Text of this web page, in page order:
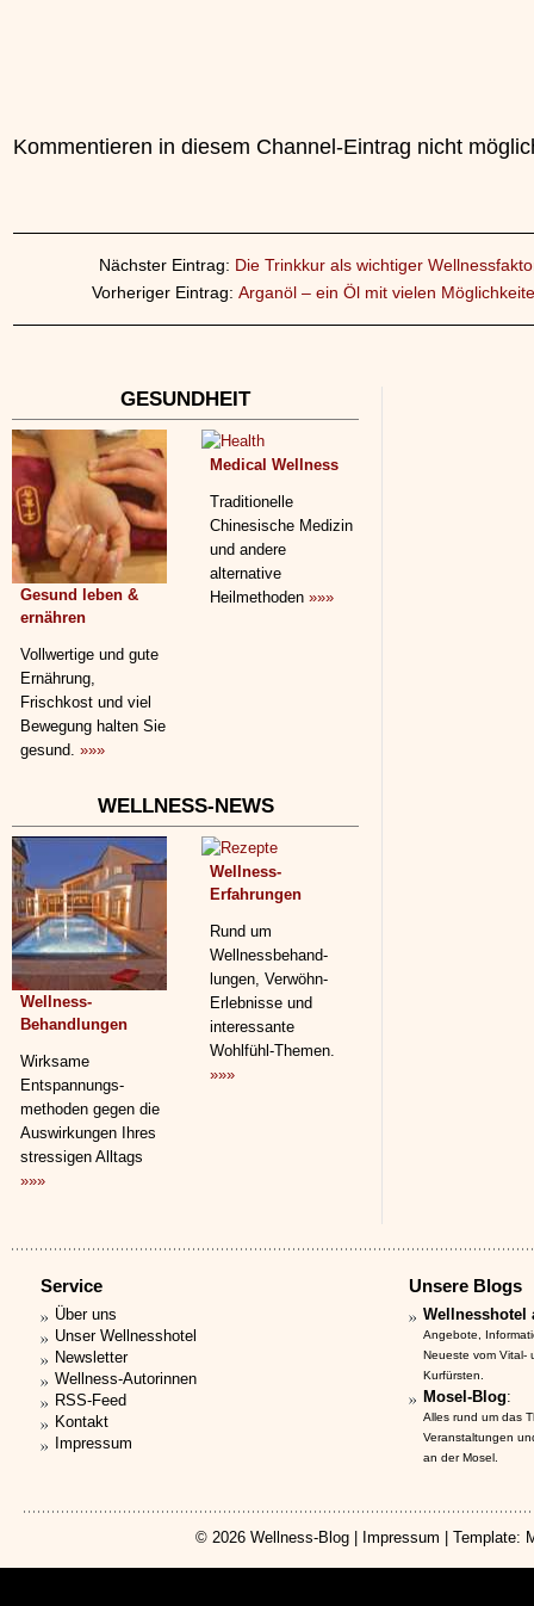
Kommentieren in diesem Channel-Eintrag nicht
Nächster Eintrag: Die Trinkkur als wichtiger
Vorheriger Eintrag: Arganöl – ein Öl mit vielen
GESUNDHEIT
Gesund leben &
ernähren
Vollwertige und gute
Ernährung,
Frischkost und viel
Bewegung halten Sie
gesund. »»»
Medical Wellness
Traditionelle
Chinesische Medizin
und andere
alternative
Heilmethoden »»»
WELLNESS-NEWS
Wellness-
Behandlungen
Wirksame
Entspannungs­
methoden gegen die
Auswirkungen Ihres
stressigen Alltags
»»»
Wellness-
Erfahrungen
Rund um
Wellnessbehand­
lungen, Verwöhn-
Erlebnisse und
interessante
Wohlfühl-Themen.
»»»
Service
Über uns
Unser Wellnesshotel
Newsletter
Wellness-Autorinnen
RSS-Feed
Kontakt
Impressum
Unsere Blogs
Wellnesshotel
Angebote,
Neueste vom Vital-
Kurfürsten.
Mosel-Blog:
Alles rund um das
Veranstaltungen
an der Mosel.
© 2026 Wellness-Blog Impressum | Template: